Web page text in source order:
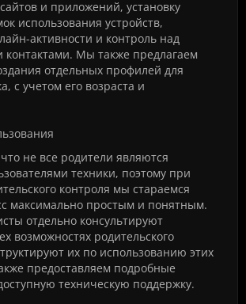
и приложений, установку
использования устройств,
активности и контроль над
Мы также предлагаем
отдельных профилей для
с учетом его возраста и
не все родители являются
техники, поэтому при
контроля мы стараемся
максимально простым и понятным.
отдельно консультируют
возможностях родительского
их по использованию этих
предоставляем подробные
техническую поддержку.